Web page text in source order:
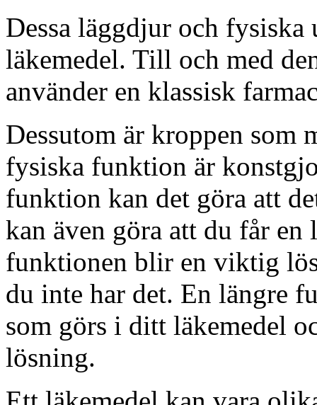
Dessa läggdjur och fysiska
läkemedel. Till och med
använder en klassisk
Dessutom är kroppen som
fysiska funktion är
funktion kan det göra att
kan även göra att du får
funktionen blir en viktig
du inte har det. En längre
som görs i ditt läkemedel
lösning.